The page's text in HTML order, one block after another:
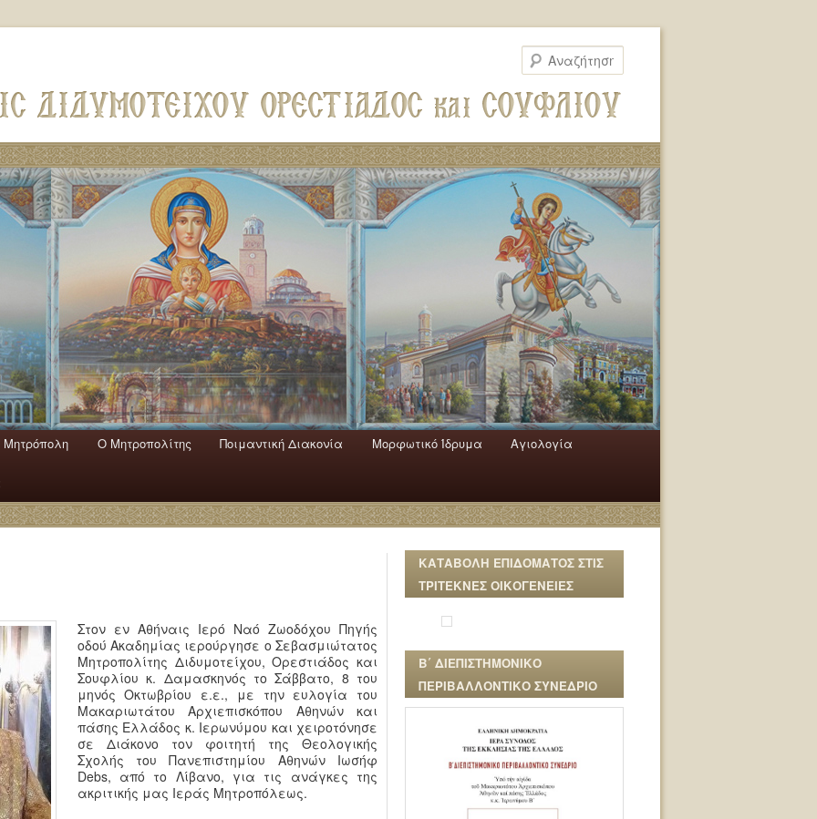
Mητρόπολη Ο Mητροπολίτης Ποιμαντική Διακονία Μορφωτικό Ίδρυμα Αγιολογία
Στον εν Αθήναις Ιερό Ναό Ζωοδόχου Πηγής
οδού Ακαδημίας ιερούργησε ο Σεβασμιώτατος
Μητροπολίτης Διδυμοτείχου, Ορεστιάδος και
Σουφλίου κ. Δαμασκηνός το Σάββατο, 8 του
μηνός Οκτωβρίου ε.ε., με την ευλογία του
Μακαριωτάτου Αρχιεπισκόπου Αθηνών και
πάσης Ελλάδος κ. Ιερωνύμου και χειροτόνησε
σε Διάκονο τον φοιτητή της Θεολογικής
Σχολής του Πανεπιστημίου Αθηνών Ιωσήφ
Debs, από το Λίβανο, για τις ανάγκες της
ακριτικής μας Ιεράς Μητροπόλεως.
ΚΑΤΑΒΟΛΗ ΕΠΙΔΟΜΑΤΟΣ ΣΤΙΣ
ΤΡΙΤΕΚΝΕΣ ΟΙΚΟΓΕΝΕΙΕΣ
Β΄ ΔΙΕΠΙΣΤΗΜΟΝΙΚΟ
ΠΕΡΙΒΑΛΛΟΝΤΙΚΟ ΣΥΝΕΔΡΙΟ